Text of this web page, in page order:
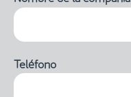
Teléfono